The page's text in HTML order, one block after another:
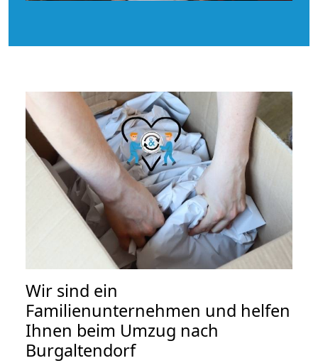
Wir sind ein
Familienunternehmen und helfen
Ihnen beim Umzug nach
Burgaltendorf